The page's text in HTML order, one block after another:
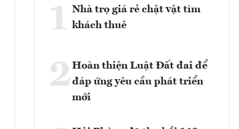
1 Nhà trọ giá rẻ chật vật tìm
khách thuê
2Hoàn thiện Luật Đất đai để
đáp ứng yêu cầu phát triển
mới